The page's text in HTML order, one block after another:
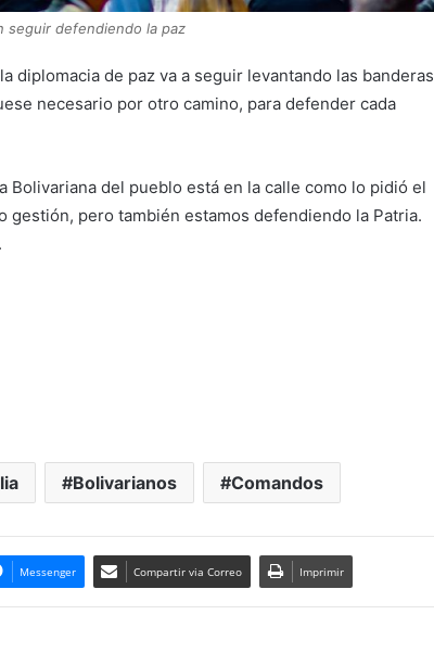
seguir defendiendo la paz
diplomacia de paz va a seguir levantando las banderas
necesario por otro camino, para defender cada
del pueblo está en la calle como lo pidió el
pero también estamos defendiendo la Patria.
Bolivarianos Comandos
Messenger Compartir via Correo Imprimir